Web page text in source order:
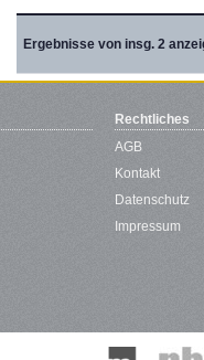
Ergebnisse von insg. 2
Rechtliches
AGB
Kontakt
Datenschutz
Impressum